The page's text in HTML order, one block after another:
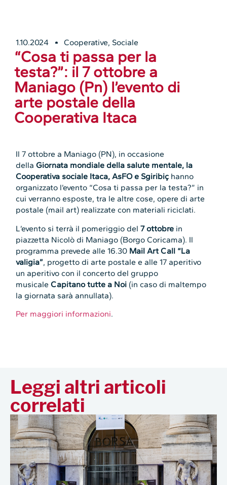
1.10.2024 Cooperative, Sociale
“Cosa ti passa per la
testa?”: il 7 ottobre a
Maniago (Pn) l’evento di
arte postale della
Cooperativa Itaca
Il 7 ottobre a Maniago (PN), in occasione
dellaGiornata mondiale della salute mentale, la
Cooperativa sociale Itaca, AsFO e Sgiribiç hanno
organizzato l’evento “Cosa ti passa per la testa?” in
cui verranno esposte, tra le altre cose, opere di arte
postale (mail art) realizzate con materiali riciclati.
L’evento si terrà il pomeriggio del7 ottobre in
piazzetta Nicolò di Maniago (Borgo Coricama). Il
programma prevede alle 16.30 Mail Art Call “La
valigia”, progetto di arte postale e alle 17 aperitivo
un aperitivo con il concerto del gruppo
musicaleCapitano tutte a Noi (in caso di maltempo
la giornata sarà annullata).
Per maggiori informazioni.
Leggi altri articoli
correlati